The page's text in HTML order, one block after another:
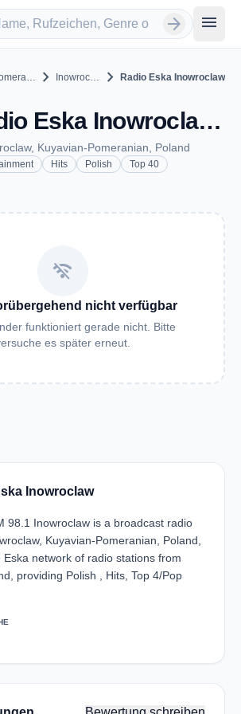
arrow_forward menu
Kuyavian-Pomeranian chevron_right Inowroclaw chevron_right Radio Eska Inowroclaw
Radio Eska Inowroclaw - FM 98.1 - Inowroclaw
Kuyavian-Pomeranian, Poland
Hits Polish Top 40
wifi_off
nicht verfügbar
funktioniert gerade nicht. Bitte
es später erneut.
Inowroclaw
98.1 Inowroclaw is a broadcast radio
Kuyavian-Pomeranian, Poland,
network of radio stations from
providing Polish , Hits, Top 4/Pop